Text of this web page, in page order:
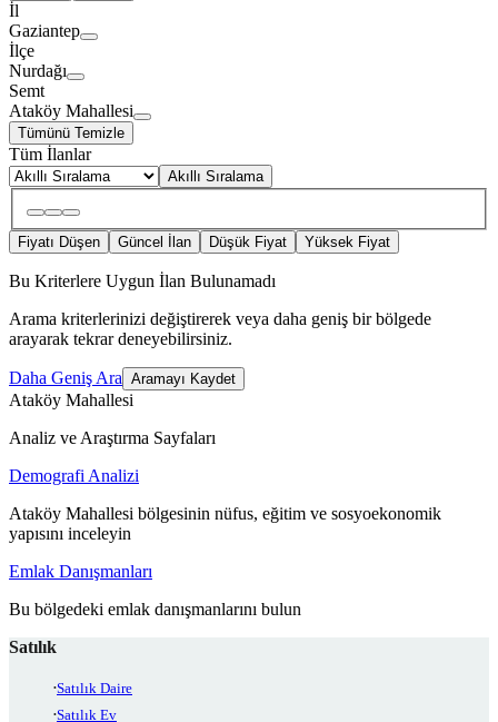
İl
Gaziantep
İlçe
Nurdağı
Semt
Ataköy Mahallesi
Tümünü Temizle
Tüm İlanlar
Akıllı Sıralama
Fiyatı Düşen Güncel İlan Düşük Fiyat Yüksek Fiyat
Bu Kriterlere Uygun İlan Bulunamadı
Arama kriterlerinizi değiştirerek veya daha geniş bir bölgede
arayarak tekrar deneyebilirsiniz.
Daha Geniş Ara Aramayı Kaydet
Ataköy Mahallesi
Analiz ve Araştırma Sayfaları
Demografi Analizi
Ataköy Mahallesi bölgesinin nüfus, eğitim ve sosyoekonomik
yapısını inceleyin
Emlak Danışmanları
Bu bölgedeki emlak danışmanlarını bulun
Satılık
Satılık Daire
Satılık Ev